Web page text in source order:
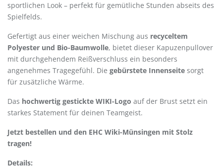
sportlichen Look – perfekt für gemütliche Stunden abseits des
Spielfelds.
Gefertigt aus einer weichen Mischung aus recyceltem
Polyester und Bio-Baumwolle, bietet dieser Kapuzenpullover
mit durchgehendem Reißverschluss ein besonders
angenehmes Tragegefühl. Die gebürstete Innenseite sorgt
für zusätzliche Wärme.
Das hochwertig gestickte WIKI-Logo auf der Brust setzt ein
starkes Statement für deinen Teamgeist.
Jetzt bestellen und den EHC Wiki-Münsingen mit Stolz
tragen!
Details: